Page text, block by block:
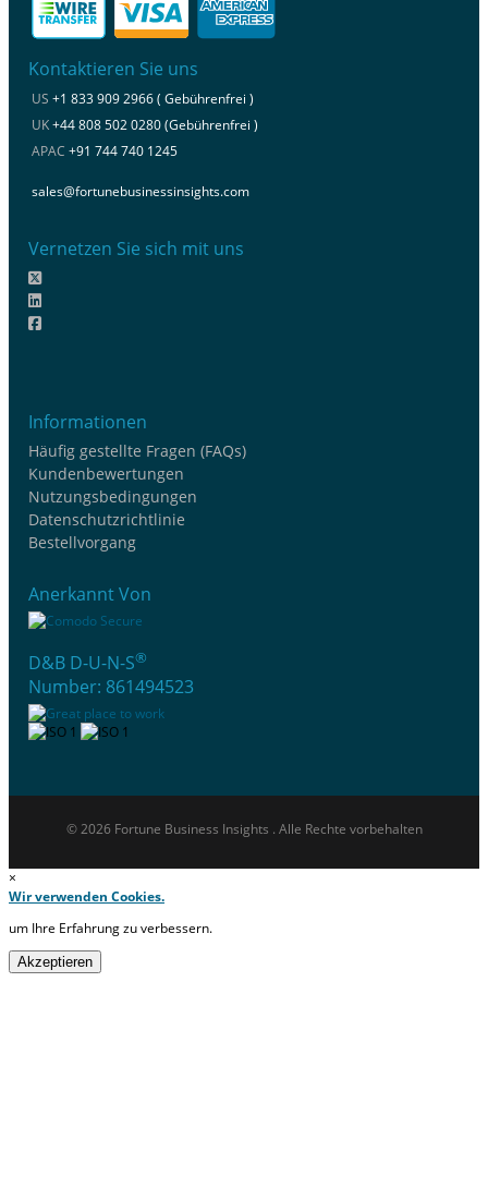
Kontaktieren Sie uns
US +1 833 909 2966 ( Gebührenfrei )
UK+44 808 502 0280 (Gebührenfrei )
APAC +91 744 740 1245
sales@fortunebusinessinsights.com
Vernetzen Sie sich mit uns
Informationen
Häufig gestellte Fragen (FAQs)
Kundenbewertungen
Nutzungsbedingungen
Datenschutzrichtlinie
Bestellvorgang
Anerkannt Von
D&B D-U-N-S®
Number: 861494523
© 2026 Fortune Business Insights . Alle Rechte vorbehalten
×
Wir verwenden Cookies.
um Ihre Erfahrung zu verbessern.
Akzeptieren